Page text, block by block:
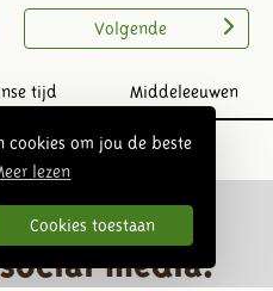
cookies om jou de beste
lezen
Cookies toestaan
Volgende
tijd Middeleeuwen